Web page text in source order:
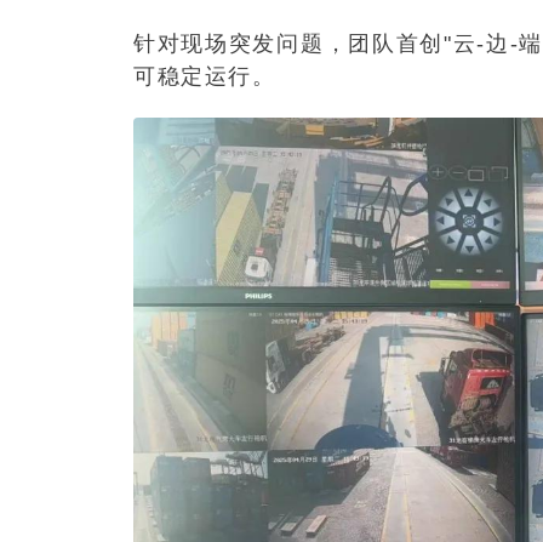
针对现场突发问题，团队首创"云-边-
可稳定运行。